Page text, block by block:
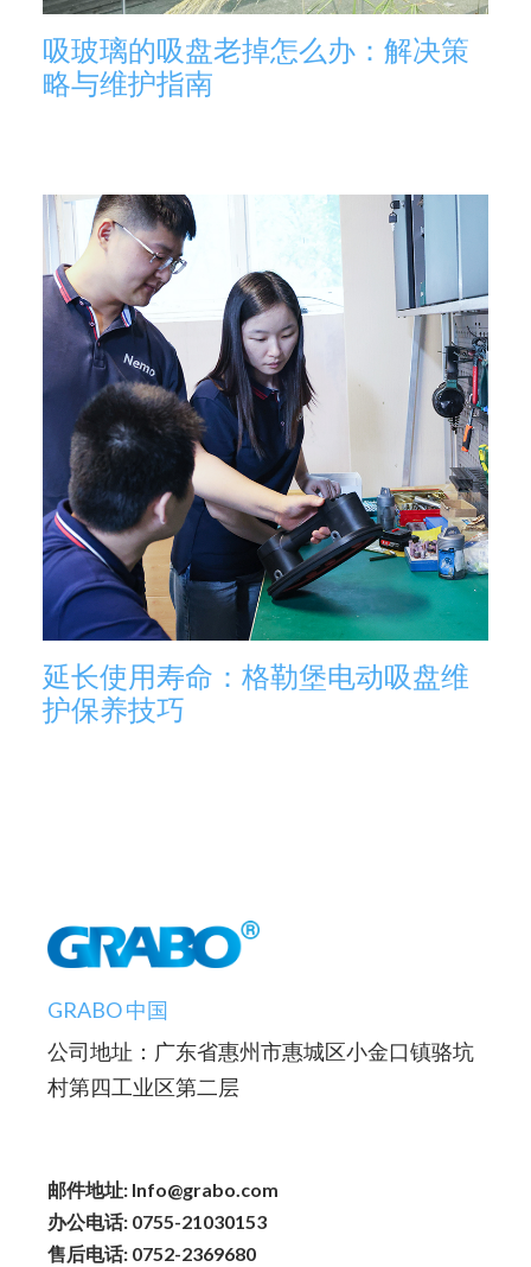
吸玻璃的吸盘老掉怎么办：解决策
略与维护指南
延长使用寿命：格勒堡电动吸盘维
护保养技巧
GRABO 中国
公司地址：广东省惠州市惠城区小金口镇骆坑
村第四工业区第二层
邮件地址: Info@grabo.com
办公电话: 0755-21030153
售后电话: 0752-2369680